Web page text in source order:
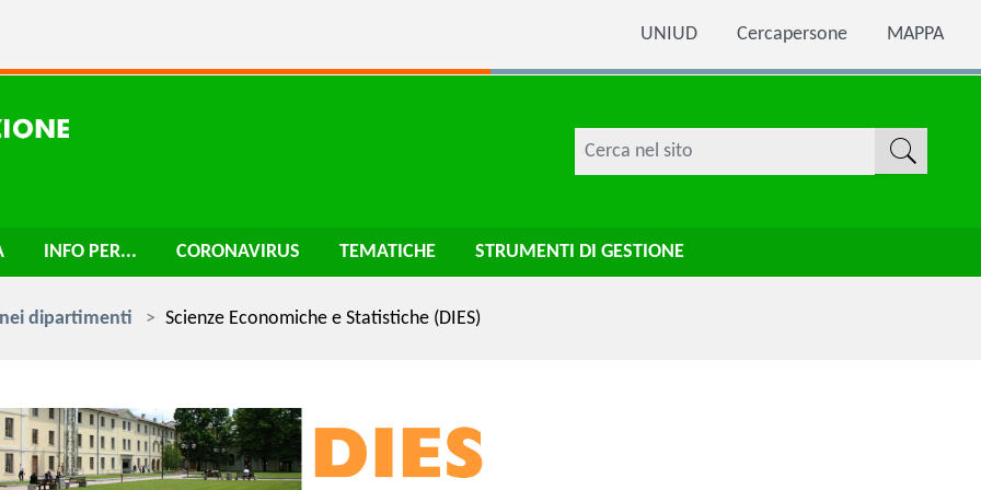
UNIUD Cercapersone MAPPA
INFO PER... CORONAVIRUS TEMATICHE
STRUMENTI DI GESTIONE
nei dipartimenti Scienze Economiche e Statistiche (DIES)